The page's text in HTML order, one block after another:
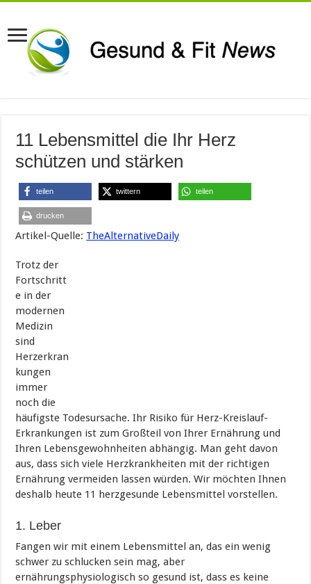
11 Lebensmittel die Ihr Herz
schützen und stärken
teilen twittern teilen
drucken
Artikel-Quelle: TheAlternativeDaily
Trotz der
Fortschritt
e in der
modernen
Medizin
sind
Herzerkran
kungen
immer
noch die
häufigste Todesursache. Ihr Risiko für Herz-Kreislauf-
Erkrankungen ist zum Großteil von Ihrer Ernährung und
Ihren Lebensgewohnheiten abhängig. Man geht davon
aus, dass sich viele Herzkrankheiten mit der richtigen
Ernährung vermeiden lassen würden. Wir möchten Ihnen
deshalb heute 11 herzgesunde Lebensmittel vorstellen.
1. Leber
Fangen wir mit einem Lebensmittel an, das ein wenig
schwer zu schlucken sein mag, aber
ernährungsphysiologisch so gesund ist, dass es keine